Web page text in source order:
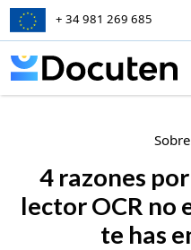
+ 34 981 269 685
Skip to content
4 razones
lector OCR no
te has